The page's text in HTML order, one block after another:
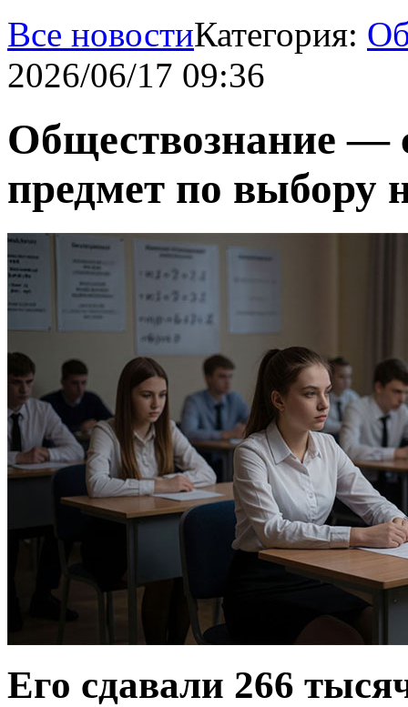
Все новостиКатегория:
2026/06/17 09:36
Обществознание
предмет по выбору
Его сдавали 266